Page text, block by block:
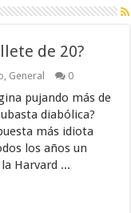
de 20?
, General 0
pujando más de
diabólica?
más idiota
los años un
Harvard ...